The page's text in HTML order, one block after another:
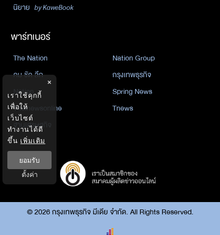
นิยาย by KaweBook
พาร์ทเนอร์
The Nation
Nation Group
คม ชัด ลึก
กรุงเทพธุรกิจ
Nation
Spring News
Thainewsonline
Tnews
ฐานเศรษฐกิจ
©2026กรุงเทพธุรกิจ มีเดีย จำกัด. All Rights Reserved.
×
เราใช้คุกกี้
เพื่อให้
เว็บไซต์
ทำงานได้ดี
ขึ้น เพิ่มเติม
ยอมรับ
ตั้งค่า